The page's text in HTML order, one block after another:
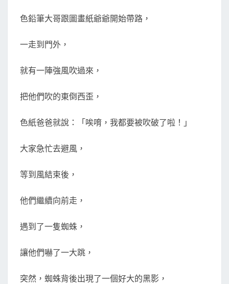
色鉛筆大哥跟圖畫紙爺爺開始帶路，
一走到門外，
就有一陣強風吹過來，
把他們吹的東倒西歪，
色紙爸爸就說：「唉唷，我都要被吹破了啦！」
大家急忙去避風，
等到風結束後，
他們繼續向前走，
遇到了一隻蜘蛛，
讓他們嚇了一大跳，
突然，蜘蛛背後出現了一個好大的黑影，